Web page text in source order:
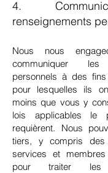
4.
renseignements
Nous nous
communiquer les
personnels à des
pour lesquelles ils
moins que vous y
lois applicables le
requièrent. Nous
tiers, y compris des
services et
pour traiter les